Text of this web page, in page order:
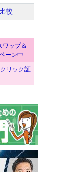
較
ワップ＆
ーン中
リック証